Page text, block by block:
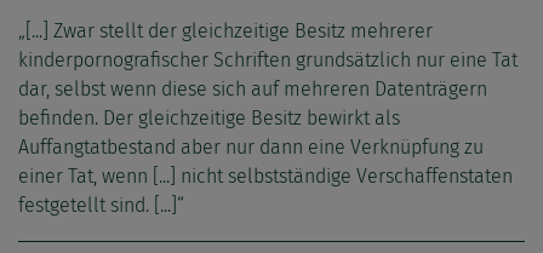
„[...] Zwar stellt der gleichzeitige Besitz mehrerer
kinderpornografischer Schriften grundsätzlich nur eine Tat
dar, selbst wenn diese sich auf mehreren Datenträgern
befinden. Der gleichzeitige Besitz bewirkt als
Auffangtatbestand aber nur dann eine Verknüpfung zu
einer Tat, wenn [...] nicht selbstständige Verschaffenstaten
festgetellt sind. [...]“